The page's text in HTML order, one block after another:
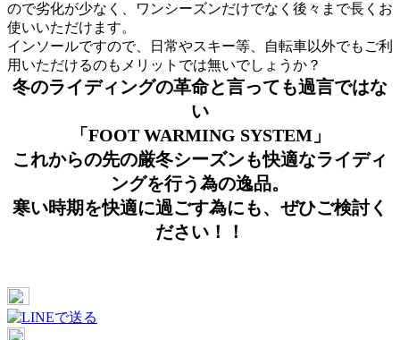
ので劣化が少なく、ワンシーズンだけでなく後々まで長くお
使いいただけます。
インソールですので、日常やスキー等、自転車以外でもご利
用いただけるのもメリットでは無いでしょうか？
冬のライディングの革命と言っても過言ではな
い
「FOOT WARMING SYSTEM」
これからの先の厳冬シーズンも快適なライディ
ングを行う為の逸品。
寒い時期を快適に過ごす為にも、ぜひご検討く
ださい！！